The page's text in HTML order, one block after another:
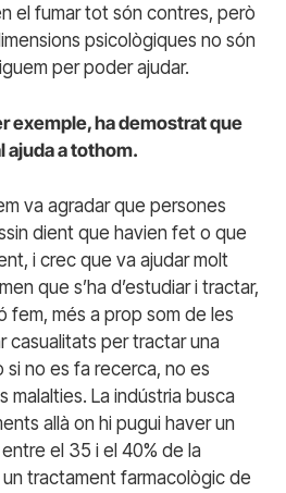
el fumar tot són contres, però
psicològiques no són
per poder ajudar.
exemple, ha demostrat que
ajuda a tothom.
va agradar que persones
dient que havien fet o que
i crec que va ajudar molt
que s’ha d’estudiar i tractar,
fem, més a prop som de les
casualitats per tractar una
si no es fa recerca, no es
malalties. La indústria busca
allà on hi pugui haver un
el 35 i el 40% de la
tractament farmacològic de